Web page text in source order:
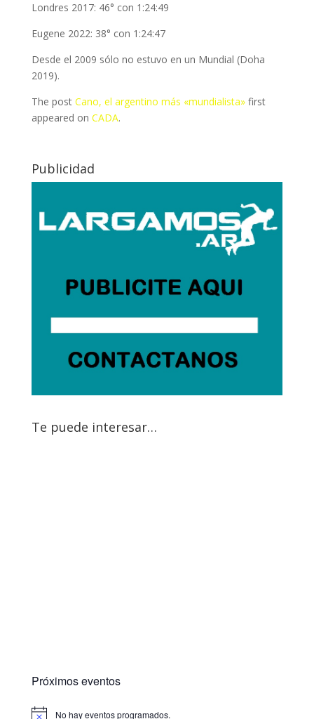
Londres 2017: 46° con 1:24:49
Eugene 2022: 38° con 1:24:47
Desde el 2009 sólo no estuvo en un Mundial (Doha
2019).
The post Cano, el argentino más «mundialista»first
appeared on CADA.
Publicidad
Te puede interesar…
Próximos eventos
No hay eventos programados.